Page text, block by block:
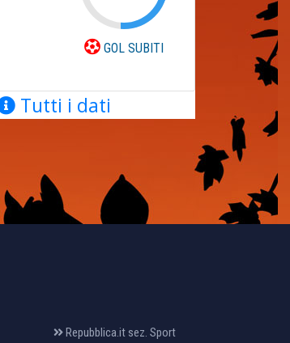
GOL SUBITI
Tutti i dati
Repubblica.it sez. Sport